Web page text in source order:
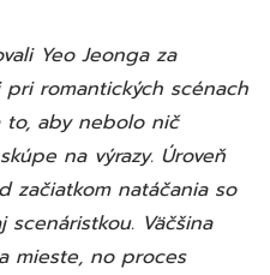
Yeo Jeonga za
pri romantických scénach
to, aby nebolo nič
na výrazy. Úroveň
začiatkom natáčania so
scenáristkou. Väčšina
mieste, no proces